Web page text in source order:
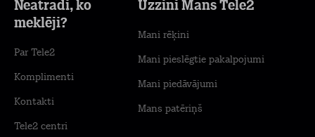
Neatradi, ko
meklēji?
Par Tele2
Komplimenti
Kontakti
Tele2 centri
Uzzini Mans Tele2
Mani rēķini
Mani pieslēgtie pakalpojumi
Mani piedāvājumi
Mans patēriņš